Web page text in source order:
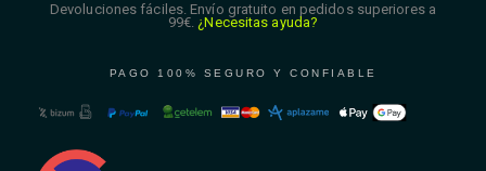
Devoluciones fáciles. Envío gratuito en pedidos superiores a
99€. ¿Necesitas ayuda?
PAGO 100% SEGURO Y CONFIABLE